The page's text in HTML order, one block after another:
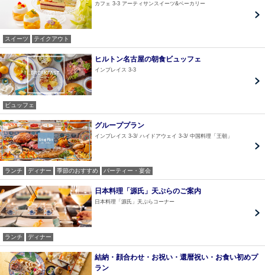
カフェ 3-3 アーティサンスイーツ&ベーカリー
スイーツ テイクアウト
ヒルトン名古屋の朝食ビュッフェ
インプレイス 3-3
ビュッフェ
グループプラン
インプレイス 3-3 ハイドアウェイ 3-3 中国料理「王朝」
ランチ ディナー 季節のおすすめ パーティー・宴会
日本料理「源氏」天ぷらのご案内
日本料理「源氏」天ぷらコーナー
ランチ ディナー
結納・顔合わせ・お祝い・還暦祝い・お食い初めプ
ラン